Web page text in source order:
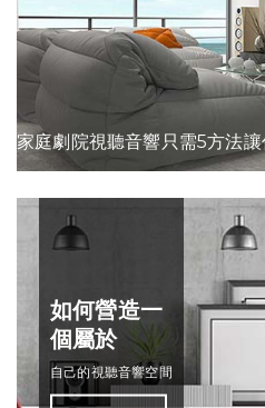
家庭劇院視聽
如何營造一
個屬於
自己的視聽音響空間